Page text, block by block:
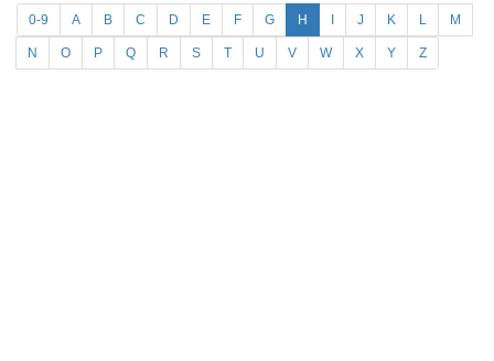
0-9 A B C D E F G H J K L M
N O P Q R S T U V W X Y Z